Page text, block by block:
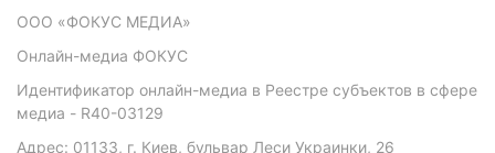
ООО «ФОКУС МЕДИА»
Онлайн-медиа ФОКУС
Идентификатор онлайн-медиа в Реестре субъектов в сфере
медиа - R40-03129
Адрес: 01133, г. Киев, бульвар Леси Украинки, 26